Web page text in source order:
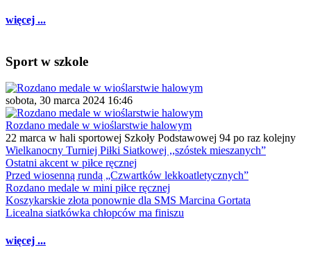
więcej ...
Sport w szkole
sobota, 30 marca 2024 16:46
Rozdano medale w wioślarstwie halowym
22 marca w hali sportowej Szkoły Podstawowej 94 po raz kolejny
Wielkanocny Turniej Piłki Siatkowej ,,szóstek mieszanych”
Ostatni akcent w piłce ręcznej
Przed wiosenną rundą „Czwartków lekkoatletycznych”
Rozdano medale w mini piłce ręcznej
Koszykarskie złota ponownie dla SMS Marcina Gortata
Licealna siatkówka chłopców ma finiszu
więcej ...